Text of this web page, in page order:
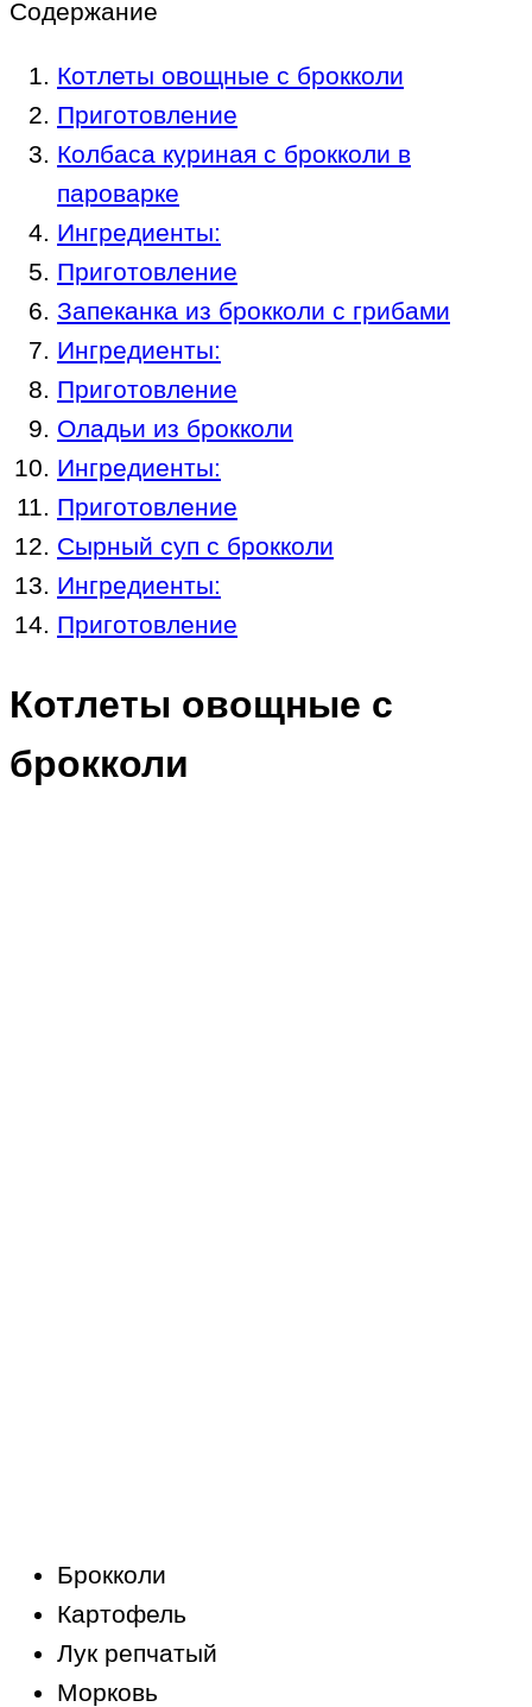
Содержание
Котлеты овощные с брокколи
Приготовление
Колбаса куриная с брокколи в
пароварке
Ингредиенты:
Приготовление
Запеканка из брокколи с грибами
Ингредиенты:
Приготовление
Оладьи из брокколи
Ингредиенты:
Приготовление
Сырный суп с брокколи
Ингредиенты:
Приготовление
Котлеты овощные с
брокколи
Брокколи
Картофель
Лук репчатый
Морковь